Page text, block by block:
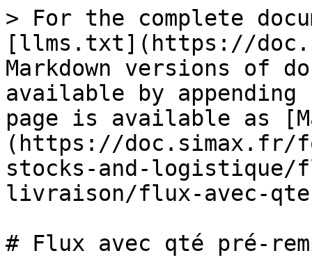
> For the complete
[llms.txt](https://
Markdown versions of
available by
page is available as
(https://doc.simax.fr/
stocks-and-logistique/
livraison/flux-avec-
# Flux avec qté pré-